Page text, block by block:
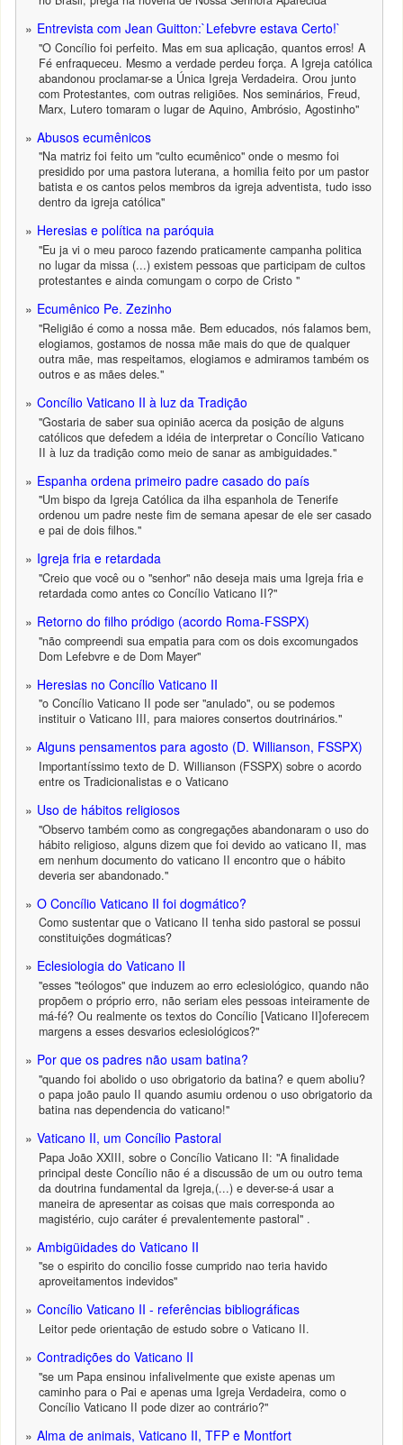
Entrevista com Jean Guitton:`Lefebvre estava Certo!`
"O Concílio foi perfeito. Mas em sua aplicação, quantos erros! A
Fé enfraqueceu. Mesmo a verdade perdeu força. A Igreja católica
abandonou proclamar-se a Única Igreja Verdadeira. Orou junto
com Protestantes, com outras religiões. Nos seminários, Freud,
Marx, Lutero tomaram o lugar de Aquino, Ambrósio, Agostinho"
Abusos ecumênicos
"Na matriz foi feito um "culto ecumênico" onde o mesmo foi
presidido por uma pastora luterana, a homilia feito por um pastor
batista e os cantos pelos membros da igreja adventista, tudo isso
dentro da igreja católica"
Heresias e política na paróquia
"Eu ja vi o meu paroco fazendo praticamente campanha politica
no lugar da missa (...) existem pessoas que participam de cultos
protestantes e ainda comungam o corpo de Cristo "
Ecumênico Pe. Zezinho
"Religião é como a nossa mãe. Bem educados, nós falamos bem,
elogiamos, gostamos de nossa mãe mais do que de qualquer
outra mãe, mas respeitamos, elogiamos e admiramos também os
outros e as mães deles."
Concílio Vaticano II à luz da Tradição
"Gostaria de saber sua opinião acerca da posição de alguns
católicos que defedem a idéia de interpretar o Concílio Vaticano
II à luz da tradição como meio de sanar as ambiguidades."
Espanha ordena primeiro padre casado do país
"Um bispo da Igreja Católica da ilha espanhola de Tenerife
ordenou um padre neste fim de semana apesar de ele ser casado
e pai de dois filhos."
Igreja fria e retardada
"Creio que você ou o "senhor" não deseja mais uma Igreja fria e
retardada como antes co Concílio Vaticano II?"
Retorno do filho pródigo (acordo Roma-FSSPX)
"não compreendi sua empatia para com os dois excomungados
Dom Lefebvre e de Dom Mayer"
Heresias no Concílio Vaticano II
"o Concílio Vaticano II pode ser "anulado", ou se podemos
instituir o Vaticano III, para maiores consertos doutrinários."
Alguns pensamentos para agosto (D. Willianson, FSSPX)
Importantíssimo texto de D. Willianson (FSSPX) sobre o acordo
entre os Tradicionalistas e o Vaticano
Uso de hábitos religiosos
"Observo também como as congregações abandonaram o uso do
hábito religioso, alguns dizem que foi devido ao vaticano II, mas
em nenhum documento do vaticano II encontro que o hábito
deveria ser abandonado."
O Concílio Vaticano II foi dogmático?
Como sustentar que o Vaticano II tenha sido pastoral se possui
constituições dogmáticas?
Eclesiologia do Vaticano II
"esses "teólogos" que induzem ao erro eclesiológico, quando não
propõem o próprio erro, não seriam eles pessoas inteiramente de
má-fé? Ou realmente os textos do Concílio [Vaticano II]oferecem
margens a esses desvarios eclesiológicos?"
Por que os padres não usam batina?
"quando foi abolido o uso obrigatorio da batina? e quem aboliu?
o papa joão paulo II quando asumiu ordenou o uso obrigatorio da
batina nas dependencia do vaticano!"
Vaticano II, um Concílio Pastoral
Papa João XXIII, sobre o Concílio Vaticano II: "A finalidade
principal deste Concílio não é a discussão de um ou outro tema
da doutrina fundamental da Igreja,(...) e dever-se-á usar a
maneira de apresentar as coisas que mais corresponda ao
magistério, cujo caráter é prevalentemente pastoral" .
Ambigüidades do Vaticano II
"se o espirito do concilio fosse cumprido nao teria havido
aproveitamentos indevidos"
Concílio Vaticano II - referências bibliográficas
Leitor pede orientação de estudo sobre o Vaticano II.
Contradições do Vaticano II
"se um Papa ensinou infalivelmente que existe apenas um
caminho para o Pai e apenas uma Igreja Verdadeira, como o
Concílio Vaticano II pode dizer ao contrário?"
Alma de animais, Vaticano II, TFP e Montfort